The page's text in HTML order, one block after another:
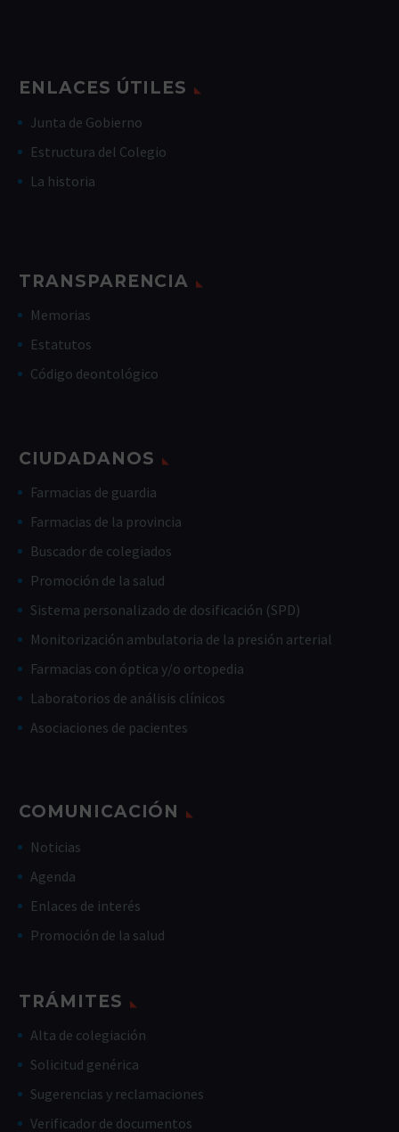
ENLACES ÚTILES
Junta de Gobierno
Estructura del Colegio
La historia
TRANSPARENCIA
Memorias
Estatutos
Código deontológico
CIUDADANOS
Farmacias de guardia
Farmacias de la provincia
Buscador de colegiados
Promoción de la salud
Sistema personalizado de dosificación (SPD)
Monitorización ambulatoria de la presión arterial
Farmacias con óptica y/o ortopedia
Laboratorios de análisis clínicos
Asociaciones de pacientes
COMUNICACIÓN
Noticias
Agenda
Enlaces de interés
Promoción de la salud
TRÁMITES
Alta de colegiación
Solicitud genérica
Sugerencias y reclamaciones
Verificador de documentos